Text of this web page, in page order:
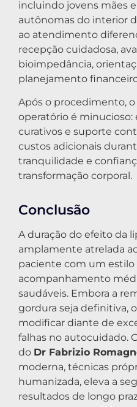
incluindo jovens mães
autônomas do interior
ao atendimento
recepção cuidadosa,
bioimpedância,
planejamento
Após o procedimento,
operatório é minucioso:
curativos e suporte
custos adicionais
tranquilidade e
transformação corporal.
Conclusão
A duração do efeito da
amplamente atrelada
paciente com um estilo
acompanhamento
saudáveis. Embora a
gordura seja definitiva,
modificar diante de
falhas no autocuidado.
do Dr Fabrizio
moderna, técnicas
humanizada, eleva a
resultados de longo